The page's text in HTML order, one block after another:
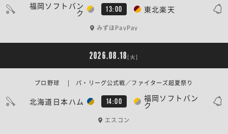
福岡ソフトバン
ク 13:00 東北楽天
みずほPayPay
2026.08.18 [火]
北海道日本ハム 14:00 福岡ソフトバン
ク
プロ野球 | パ・リーグ公式戦／ファイターズ超夏祭り
エスコン